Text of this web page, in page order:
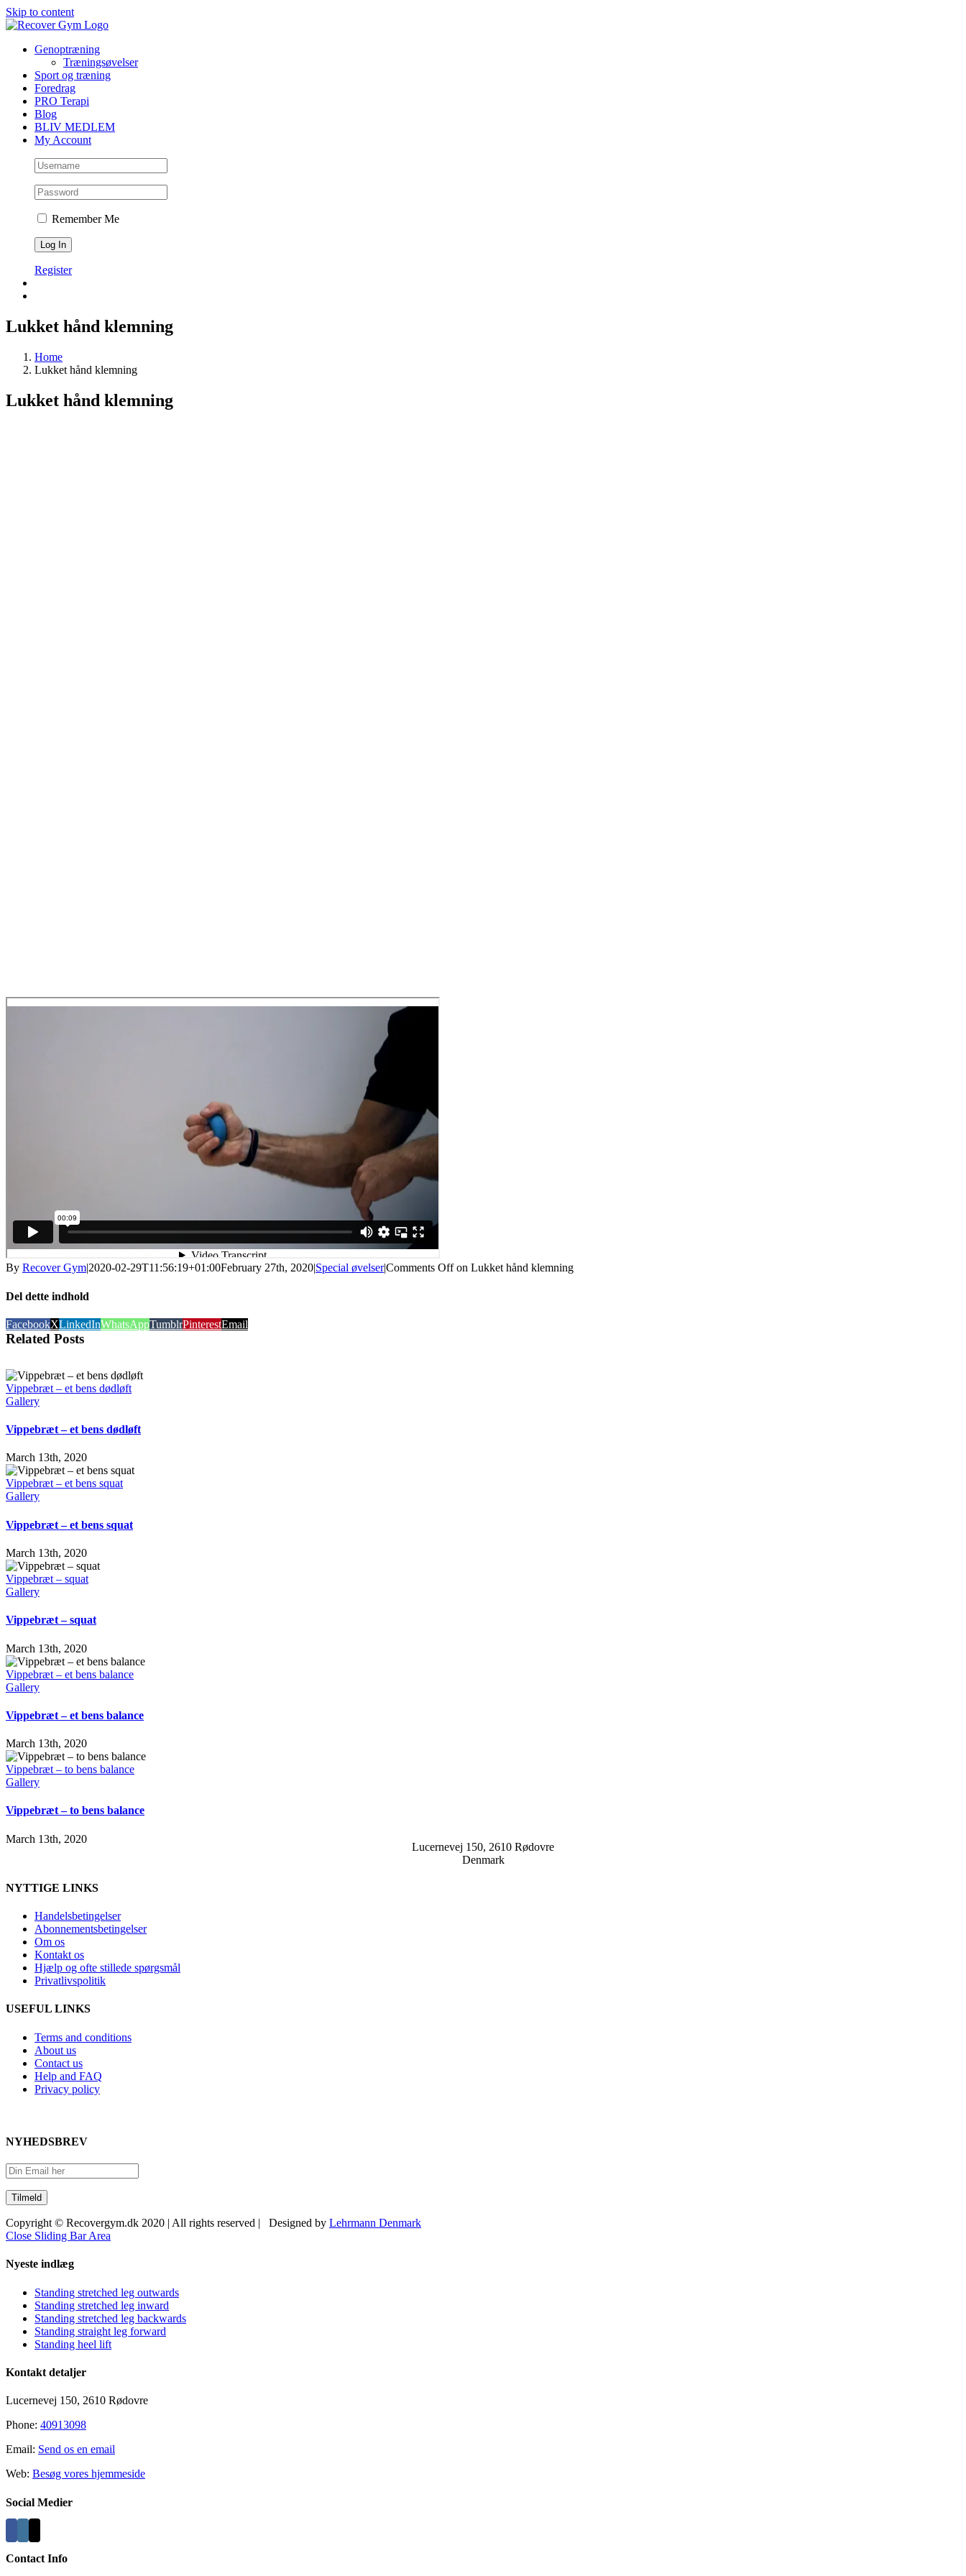
Skip to content
Genoptræning
Træningsøvelser
Sport og træning
Foredrag
PRO Terapi
Blog
BLIV MEDLEM
My Account
Remember Me
Register
Lukket hånd klemning
Home
Lukket hånd klemning
Lukket hånd klemning
By Recover Gym|2020-02-29T11:56:19+01:00February 27th, 2020|Special øvelser|Comments Offon Lukket hånd klemning
Del dette indhold
FacebookXLinkedInWhatsAppTumblrPinterestEmail
Related Posts
Vippebræt – et bens dødløft
Gallery
Vippebræt – et bens dødløft
March 13th, 2020
Vippebræt – et bens squat
Gallery
Vippebræt – et bens squat
March 13th, 2020
Vippebræt – squat
Gallery
Vippebræt – squat
March 13th, 2020
Vippebræt – et bens balance
Gallery
Vippebræt – et bens balance
March 13th, 2020
Vippebræt – to bens balance
Gallery
Vippebræt – to bens balance
March 13th, 2020
Lucernevej 150, 2610 Rødovre
Denmark
NYTTIGE LINKS
Handelsbetingelser
Abonnementsbetingelser
Om os
Kontakt os
Hjælp og ofte stillede spørgsmål
Privatlivspolitik
USEFUL LINKS
Terms and conditions
About us
Contact us
Help and FAQ
Privacy policy
NYHEDSBREV
Copyright © Recovergym.dk 2020 | All rights reserved | Designed by Lehrmann Denmark
Close Sliding Bar Area
Nyeste indlæg
Standing stretched leg outwards
Standing stretched leg inward
Standing stretched leg backwards
Standing straight leg forward
Standing heel lift
Kontakt detaljer
Lucernevej 150, 2610 Rødovre
Phone: 40913098
Email: Send os en email
Web: Besøg vores hjemmeside
Social Medier
Contact Info